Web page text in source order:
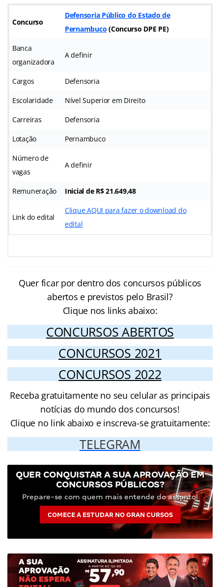
Concurso
Defensoria Público do Estado de
Pernambuco (Concurso DPE PE)
Banca
organizadora
A definir
Cargos Defensoria
Escolaridade Nível Superior em Direito
Carreiras Defensoria
Lotação Pernambuco
Número de
vagas
A definir
Remuneração Inicial de R$ 21.649,48
Link do edital
Clique AQUI para fazer o download do
edital
Quer ficar por dentro dos concursos públicos
abertos e previstos pelo Brasil?
Clique nos links abaixo:
CONCURSOS ABERTOS
CONCURSOS 2021
CONCURSOS 2022
Receba gratuitamente no seu celular as principais
notícias do mundo dos concursos!
Clique no link abaixo e inscreva-se gratuitamente:
TELEGRAM
QUER CONQUISTAR A SUA APROVAÇÃO EM
CONCURSOS PÚBLICOS?
Prepare-se com quem mais entende do assunto!
COMECE A ESTUDAR NO GRAN CURSOS